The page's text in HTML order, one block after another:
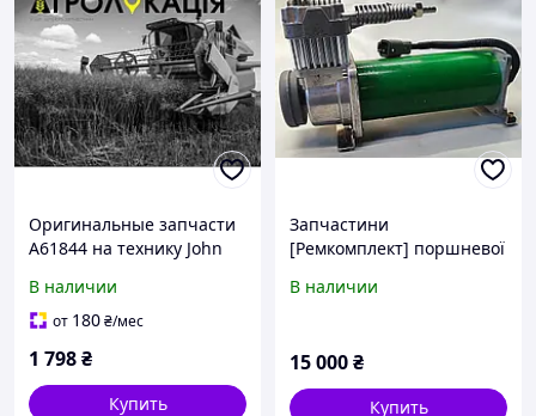
Оригинальные запчасти
A61844 на технику John
В наличии
от 180₴/мес
1 798₴
Купить
Запчастини
[Ремкомплект] поршневої
компресора John Deere
В наличии
15 000₴
Купить